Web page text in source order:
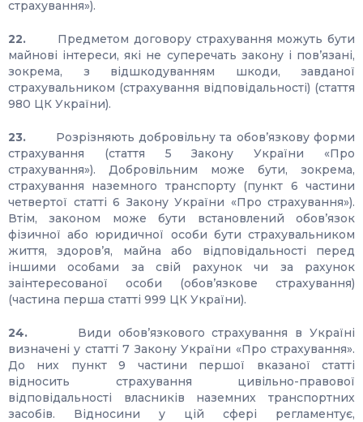
страхування»).
22. Предметом договору страхування можуть бути
майнові інтереси, які не суперечать закону і пов’язані,
зокрема, з відшкодуванням шкоди, завданої
страхувальником (страхування відповідальності) (стаття
980 ЦК України).
23. Розрізняють добровільну та обов’язкову форми
страхування (стаття 5 Закону України «Про
страхування»). Добровільним може бути, зокрема,
страхування наземного транспорту (пункт 6 частини
четвертої статті 6 Закону України «Про страхування»).
Втім, законом може бути встановлений обов’язок
фізичної або юридичної особи бути страхувальником
життя, здоров’я, майна або відповідальності перед
іншими особами за свій рахунок чи за рахунок
заінтересованої особи (обов’язкове страхування)
(частина перша статті 999 ЦК України).
24. Види обов’язкового страхування в Україні
визначені у статті 7 Закону України «Про страхування».
До них пункт 9 частини першої вказаної статті
відносить страхування цивільно-правової
відповідальності власників наземних транспортних
засобів. Відносини у цій сфері регламентує,